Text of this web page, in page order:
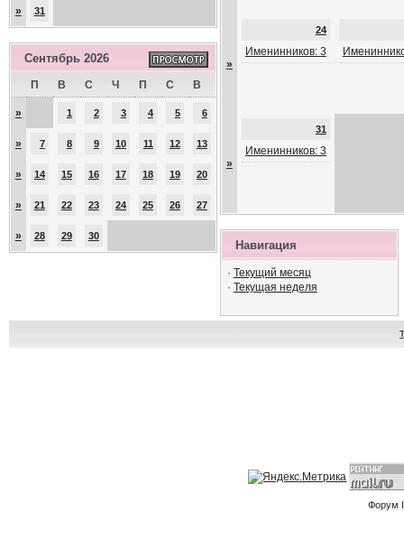
» 31
Сентябрь 2026
П В С Ч П С В
» 1 2 3 4 5 6
» 7 8 9 10 11 12 13
» 14 15 16 17 18 19 20
» 21 22 23 24 25 26 27
» 28 29 30
»
24
Именинников: 3
»
31
Именинников: 3
Навигация
· Текущий месяц
· Текущая неделя
Форум